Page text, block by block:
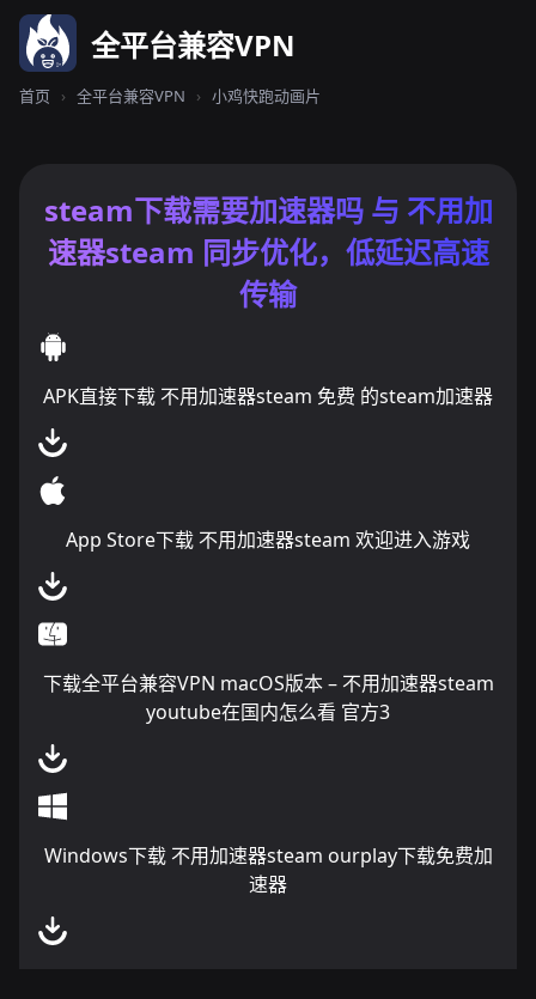
全平台兼容VPN
首页 › 全平台兼容VPN › 小鸡快跑动画片
steam下载需要加速器吗 与 不用加
速器steam 同步优化，低延迟高速
传输
APK直接下载 不用加速器steam 免费 的steam加速器
App Store下载 不用加速器steam 欢迎进入游戏
下载全平台兼容VPN macOS版本 – 不用加速器steam
youtube在国内怎么看 官方3
Windows下载 不用加速器steam ourplay下载免费加
速器